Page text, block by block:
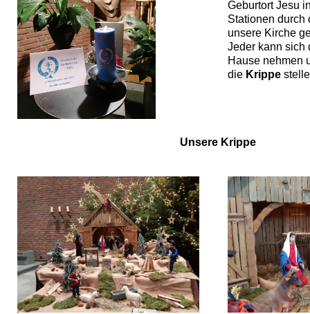
Geburtort Jesu
Stationen durch
unsere Kirche
Jeder kann sich
Hause nehmen
die Krippe
Unsere Krippe